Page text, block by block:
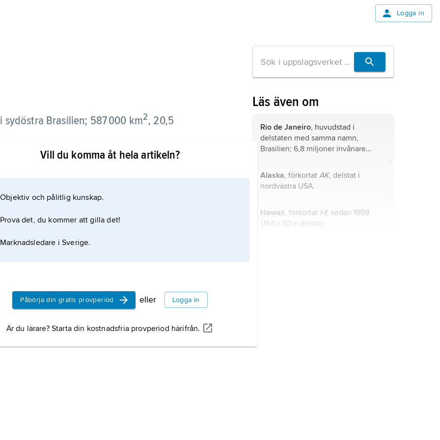
Logga in
sydöstra Brasilien; 587 000 km2, 20,5
till stor del av Brasilianska höglandet.
mineralutvinning. Främst bryts högvärdiga järn-
i huvudstaden Belo Horizonte. Även guld
ädelstenar. Minas Gerais har också
Vill du komma åt hela artikeln?
Objektiv och pålitlig kunskap.
Prova det, du kommer att gilla det!
Marknadsledare i Sverige.
Påbörja din gratis provperiod eller Logga in
Är du lärare? Starta din kostnadsfria provperiod härifrån.
Läs även om
Rio de Janeiro, huvudstad i
delstaten med samma namn,
Brasilien; 6,8 miljoner invånare
miljoner invånare.
Alaska, förkortat AK, delstat i
nordvästra USA.
Hawaii, förkortat HI, sedan 1959
USA:s 50:e delstat.